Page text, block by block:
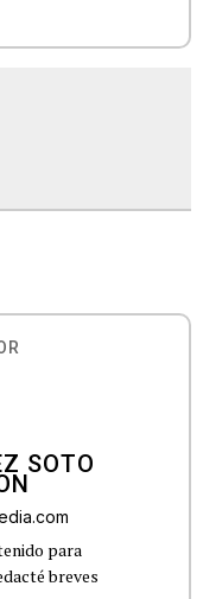
SOTO
para
breves